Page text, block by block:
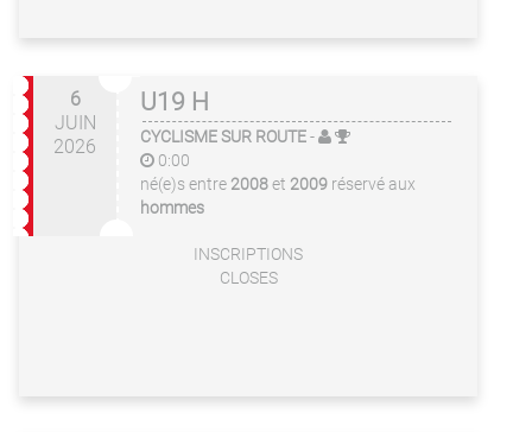
6
JUIN
2026
U19 H
CYCLISME SUR ROUTE-
0:00
né(e)s entre 2008et 2009 réservé aux
hommes
INSCRIPTIONS
CLOSES